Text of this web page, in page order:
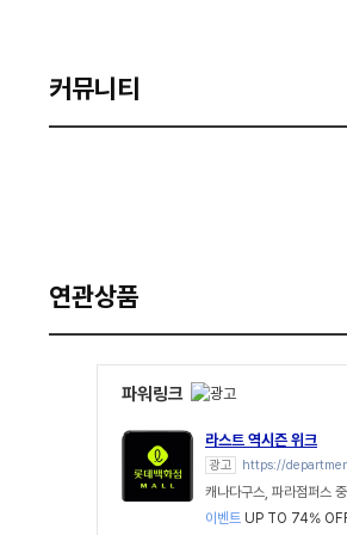
커뮤니티
연관상품
파워링크
라스트 역시즌 위크
광고 https://
캐나다구스, 파라점퍼스
이벤트 UP TO 74%